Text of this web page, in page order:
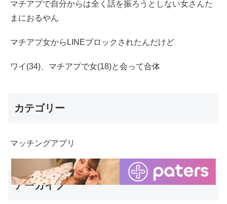
マチアプで自分からは全く話を振ろうとしない女さんた
まにおるやん
マチアプ女からLINEブロックされたんだけど
ワイ(34)、マチアプで女(18)と会って合体
カテゴリー
マッチングアプリ
アーカイブ